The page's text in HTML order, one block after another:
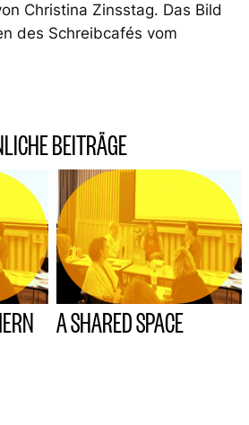
Christina Zinsstag. Das Bild
des Schreibcafés vom
BEITRÄGE
A SHARED SPACE